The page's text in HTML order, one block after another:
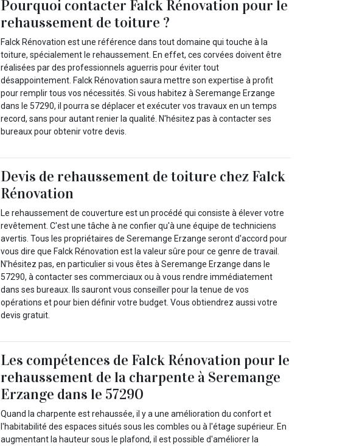
Pourquoi contacter Falck Rénovation pour le
rehaussement de toiture ?
Falck Rénovation est une référence dans tout domaine qui touche à la
toiture, spécialement le rehaussement. En effet, ces corvées doivent être
réalisées par des professionnels aguerris pour éviter tout
désappointement. Falck Rénovation saura mettre son expertise à profit
pour remplir tous vos nécessités. Si vous habitez à Seremange Erzange
dans le 57290, il pourra se déplacer et exécuter vos travaux en un temps
record, sans pour autant renier la qualité. N'hésitez pas à contacter ses
bureaux pour obtenir votre devis.
Devis de rehaussement de toiture chez Falck
Rénovation
Le rehaussement de couverture est un procédé qui consiste à élever votre
revêtement. C'est une tâche à ne confier qu'à une équipe de techniciens
avertis. Tous les propriétaires de Seremange Erzange seront d'accord pour
vous dire que Falck Rénovation est la valeur sûre pour ce genre de travail.
N'hésitez pas, en particulier si vous êtes à Seremange Erzange dans le
57290, à contacter ses commerciaux ou à vous rendre immédiatement
dans ses bureaux. Ils sauront vous conseiller pour la tenue de vos
opérations et pour bien définir votre budget. Vous obtiendrez aussi votre
devis gratuit.
Les compétences de Falck Rénovation pour le
rehaussement de la charpente à Seremange
Erzange dans le 57290
Quand la charpente est rehaussée, il y a une amélioration du confort et
l'habitabilité des espaces situés sous les combles ou à l'étage supérieur. En
augmentant la hauteur sous le plafond, il est possible d'améliorer la